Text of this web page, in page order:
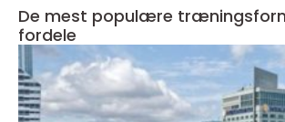
De mest populære
fordele